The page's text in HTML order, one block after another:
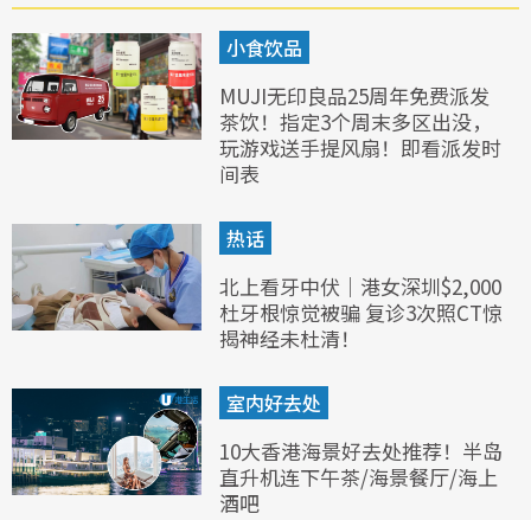
小食饮品
MUJI无印良品25周年免费派发
茶饮！指定3个周末多区出没，
玩游戏送手提风扇！即看派发时
间表
热话
北上看牙中伏｜港女深圳$2,000
杜牙根惊觉被骗 复诊3次照CT惊
揭神经未杜清！
室内好去处
10大香港海景好去处推荐！半岛
直升机连下午茶/海景餐厅/海上
酒吧